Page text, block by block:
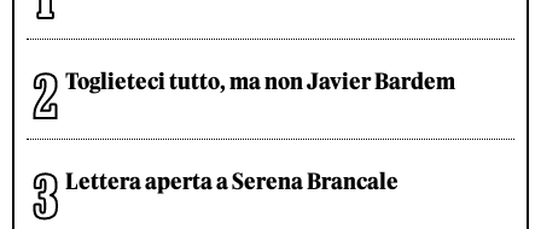
Toglieteci tutto, ma non Javier Bardem
Lettera aperta a Serena Brancale